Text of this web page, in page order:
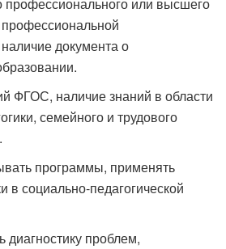
профессионального или высшего
документа о
ФГОС, наличие знаний в области
семейного и трудового
программы, применять
в социально-педагогической
проблем,